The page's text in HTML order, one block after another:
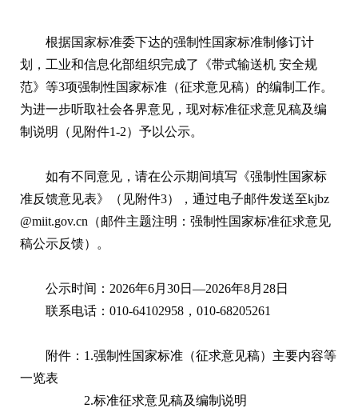
根据国家标准委下达的强制性国家标准制修订计
划，工业和信息化部组织完成了《带式输送机 安全规
范》等3项强制性国家标准（征求意见稿）的编制工作。
为进一步听取社会各界意见，现对标准征求意见稿及编
制说明（见附件1-2）予以公示。
如有不同意见，请在公示期间填写《强制性国家标
准反馈意见表》（见附件3），通过电子邮件发送至kjbz
@miit.gov.cn（邮件主题注明：强制性国家标准征求意见
稿公示反馈）。
公示时间：2026年6月30日—2026年8月28日
联系电话：010-64102958，010-68205261
附件：1.强制性国家标准（征求意见稿）主要内容等
一览表
2.标准征求意见稿及编制说明